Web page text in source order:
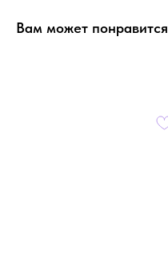
Вам может понравится